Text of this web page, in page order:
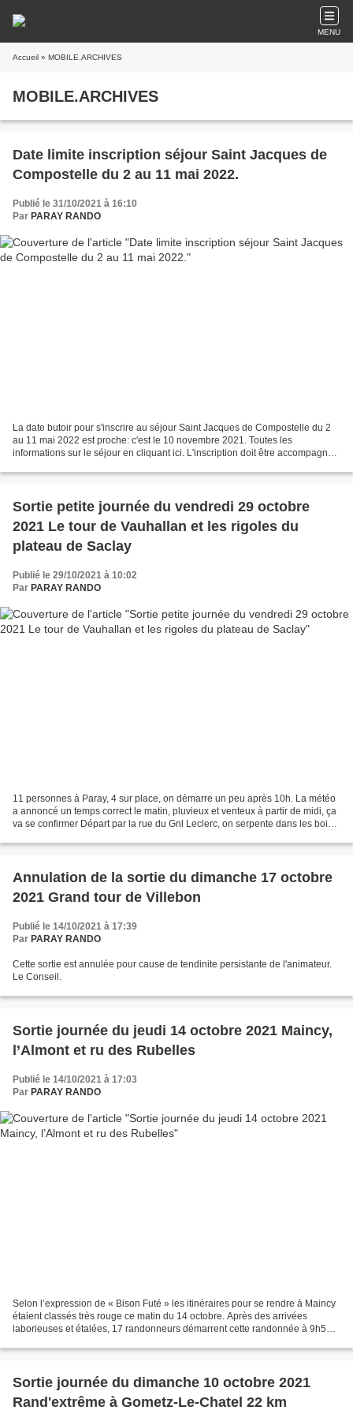
MENU
Accueil » MOBILE.ARCHIVES
MOBILE.ARCHIVES
Date limite inscription séjour Saint Jacques de
Compostelle du 2 au 11 mai 2022.
Publié le 31/10/2021 à 16:10
Par PARAY RANDO
La date butoir pour s'inscrire au séjour Saint Jacques de Compostelle du 2
au 11 mai 2022 est proche: c'est le 10 novembre 2021. Toutes les
informations sur le séjour en cliquant ici. L'inscription doit être accompagnée
Sortie petite journée du vendredi 29 octobre
2021 Le tour de Vauhallan et les rigoles du
plateau de Saclay
Publié le 29/10/2021 à 10:02
Par PARAY RANDO
11 personnes à Paray, 4 sur place, on démarre un peu après 10h. La météo
a annoncé un temps correct le matin, pluvieux et venteux à partir de midi, ça
va se confirmer Départ par la rue du Gnl Leclerc, on serpente dans les bois
Annulation de la sortie du dimanche 17 octobre
2021 Grand tour de Villebon
Publié le 14/10/2021 à 17:39
Par PARAY RANDO
Cette sortie est annulée pour cause de tendinite persistante de l'animateur.
Le Conseil.
Sortie journée du jeudi 14 octobre 2021 Maincy,
l’Almont et ru des Rubelles
Publié le 14/10/2021 à 17:03
Par PARAY RANDO
Selon l’expression de « Bison Futé » les itinéraires pour se rendre à Maincy
étaient classés très rouge ce matin du 14 octobre. Après des arrivées
laborieuses et étalées, 17 randonneurs démarrent cette randonnée à 9h50
Sortie journée du dimanche 10 octobre 2021
Rand'extrême à Gometz-Le-Chatel 22 km